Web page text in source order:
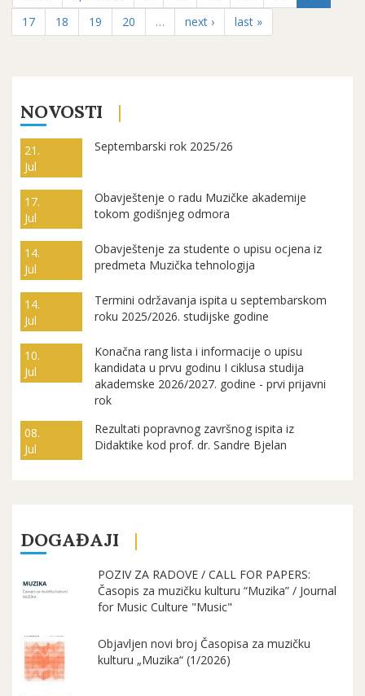
17
18 19 20 … next › last »
NOVOSTI
21.
Jul
Septembarski rok 2025/26
17.
Jul
Obavještenje o radu Muzičke akademije
tokom godišnjeg odmora
14.
Jul
Obavještenje za studente o upisu ocjena iz
predmeta Muzička tehnologija
14.
Jul
Termini održavanja ispita u septembarskom
roku 2025/2026. studijske godine
10.
Jul
Konačna rang lista i informacije o upisu
kandidata u prvu godinu I ciklusa studija
akademske 2026/2027. godine - prvi prijavni
rok
08.
Jul
Rezultati popravnog završnog ispita iz
Didaktike kod prof. dr. Sandre Bjelan
DOGAĐAJI
POZIV ZA RADOVE / CALL FOR PAPERS:
Časopis za muzičku kulturu “Muzika” / Journal
for Music Culture "Music"
Objavljen novi broj Časopisa za muzičku
kulturu „Muzika“ (1/2026)